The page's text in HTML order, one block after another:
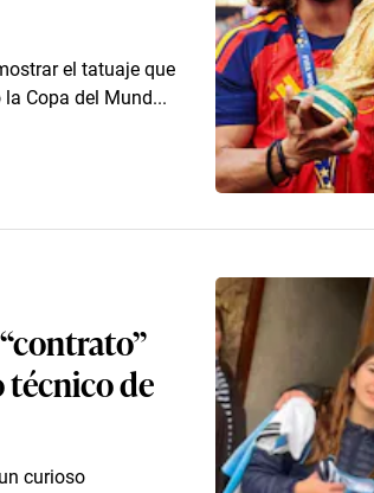
el tatuaje que
Copa del Mund...
de
curioso